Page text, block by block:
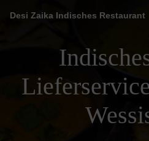
Desi Zaika Indisches Restaurant